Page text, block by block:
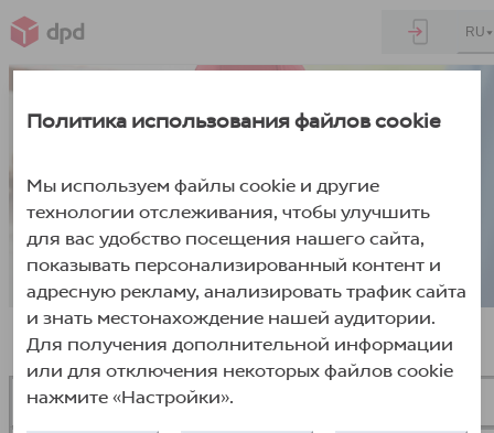
RU
Войти
Политика использования файлов cookie
Мы используем файлы cookie и другие
технологии отслеживания, чтобы улучшить
для вас удобство посещения нашего сайта,
показывать персонализированный контент и
адресную рекламу, анализировать трафик сайта
и знать местонахождение нашей аудитории.
Для получения дополнительной информации
или для отключения некоторых файлов cookie
нажмите «Настройки».